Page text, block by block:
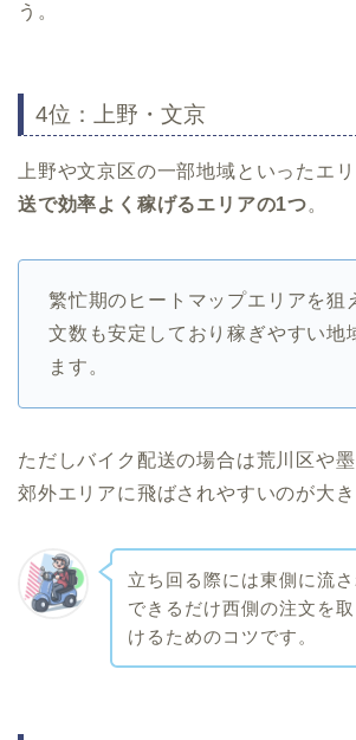
う。
4位：上野・文京
上野や文京区の一部地域といったエリ
送で効率よく稼げるエリアの1つ。
繁忙期のヒートマップエリアを狙
文数も安定しており稼ぎやすい地
ます。
ただしバイク配送の場合は荒川区や墨
郊外エリアに飛ばされやすいのが大き
立ち回る際には東側に流さ
できるだけ西側の注文を
けるためのコツです。